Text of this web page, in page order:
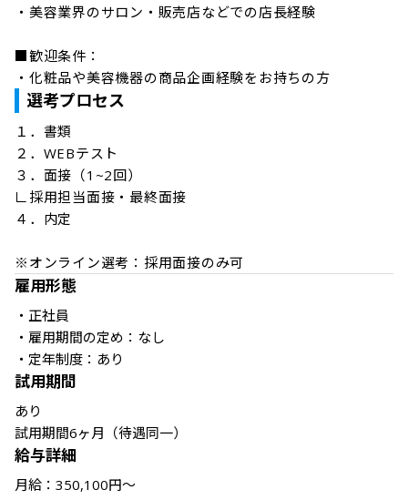
・美容業界のサロン・販売店などでの店長経験
■歓迎条件：
・化粧品や美容機器の商品企画経験をお持ちの方
選考プロセス
１．書類
２．WEBテスト
３．面接（1~2回）
∟採用担当面接・最終面接
４．内定
※オンライン選考：採用面接のみ可
雇用形態
・正社員
・雇用期間の定め：なし
・定年制度：あり
試用期間
あり
試用期間6ヶ月（待遇同一）
給与詳細
月給：350,100円～